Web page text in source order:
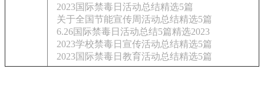
2023国际禁毒日活动总结精选5篇
关于全国节能宣传周活动总结精选5篇
6.26国际禁毒日活动总结5篇精选2023
2023学校禁毒日宣传活动总结精选5篇
2023国际禁毒日教育活动总结精选5篇